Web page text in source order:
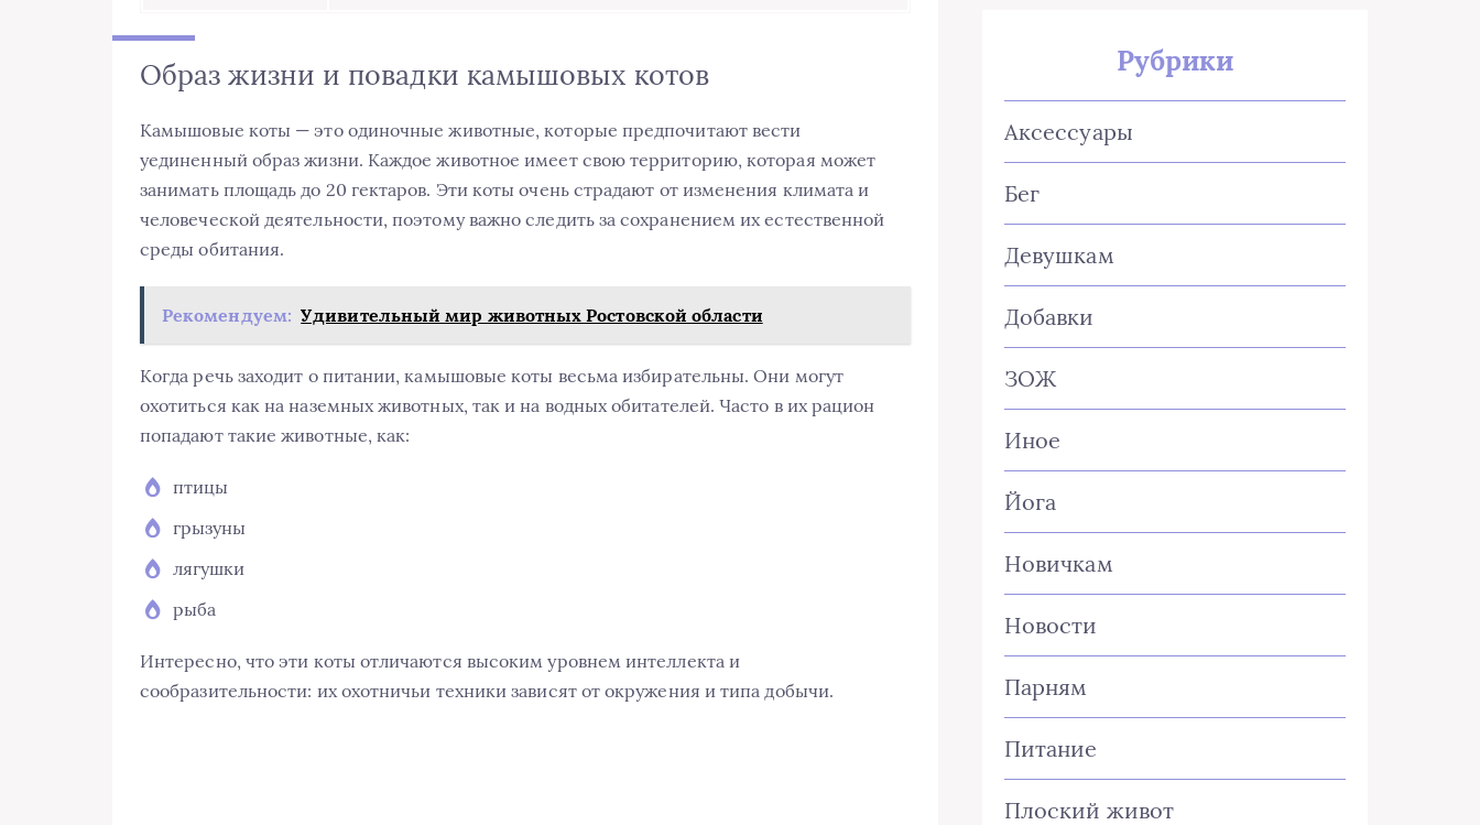
Образ жизни и повадки камышовых котов
Камышовые коты — это одиночные животные, которые предпочитают вести
уединенный образ жизни. Каждое животное имеет свою территорию, которая может
занимать площадь до 20 гектаров. Эти коты очень страдают от изменения климата и
человеческой деятельности, поэтому важно следить за сохранением их естественной
среды обитания.
Рекомендуем: Удивительный мир животных Ростовской области
Когда речь заходит о питании, камышовые коты весьма избирательны. Они могут
охотиться как на наземных животных, так и на водных обитателей. Часто в их рацион
попадают такие животные, как:
птицы
грызуны
лягушки
рыба
Интересно, что эти коты отличаются высоким уровнем интеллекта и
сообразительности: их охотничьи техники зависят от окружения и типа добычи.
Рубрики
Аксессуары
Бег
Девушкам
Добавки
ЗОЖ
Иное
Йога
Новичкам
Новости
Парням
Питание
Плоский живот